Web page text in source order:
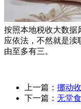
按照本地税收大数据
应依法，不然就是渎
由至多有三。
上一篇： 挪动
下一篇： 无堂